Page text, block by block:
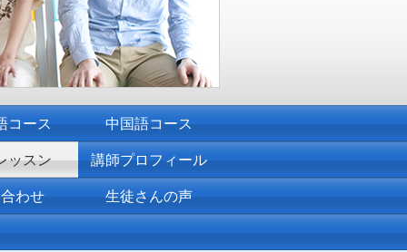
コース 中国語コース
ッスン 講師プロフィール
わせ 生徒さんの声